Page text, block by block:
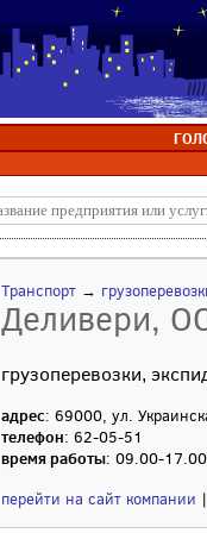
Транспорт →
Деливери,
грузоперевозки,
адрес: 69000, ул.
телефон: 62-05-51
время работы: 09.00-17.00
перейти на сайт компании |